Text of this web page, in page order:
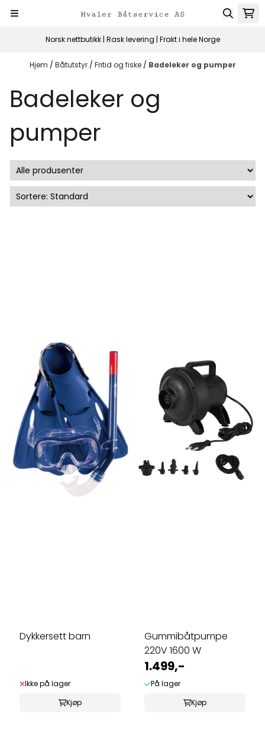
Hopp til innhold
Norsk nettbutikk | Rask levering | Frakt i hele Norge
Hjem / Båtutstyr / Fritid og fiske / Badeleker og pumper
Badeleker og
pumper
Dykkersett barn
Ikke på lager
Kjøp
Gummibåtpumpe
220V 1600 W
1.499,-
På lager
Kjøp